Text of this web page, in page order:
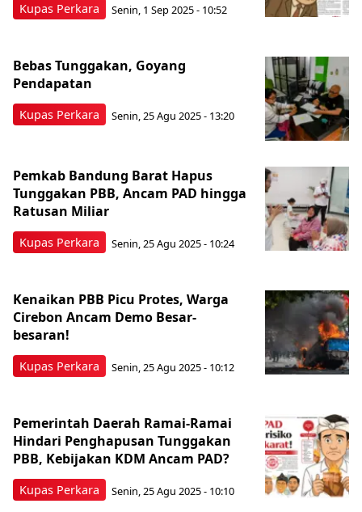
Kupas Perkara Senin, 1 Sep 2025 - 10:52
Kupas Perkara
Bebas Tunggakan, Goyang
Pendapatan
Senin, 25 Agu 2025 - 13:20
Kupas Perkara
Pemkab Bandung Barat Hapus
Tunggakan PBB, Ancam PAD hingga
Ratusan Miliar
Senin, 25 Agu 2025 - 10:24
Kupas Perkara
Kenaikan PBB Picu Protes, Warga
Cirebon Ancam Demo Besar-
besaran!
Senin, 25 Agu 2025 - 10:12
Kupas Perkara
Pemerintah Daerah Ramai-Ramai
Hindari Penghapusan Tunggakan
PBB, Kebijakan KDM Ancam PAD?
Senin, 25 Agu 2025 - 10:10